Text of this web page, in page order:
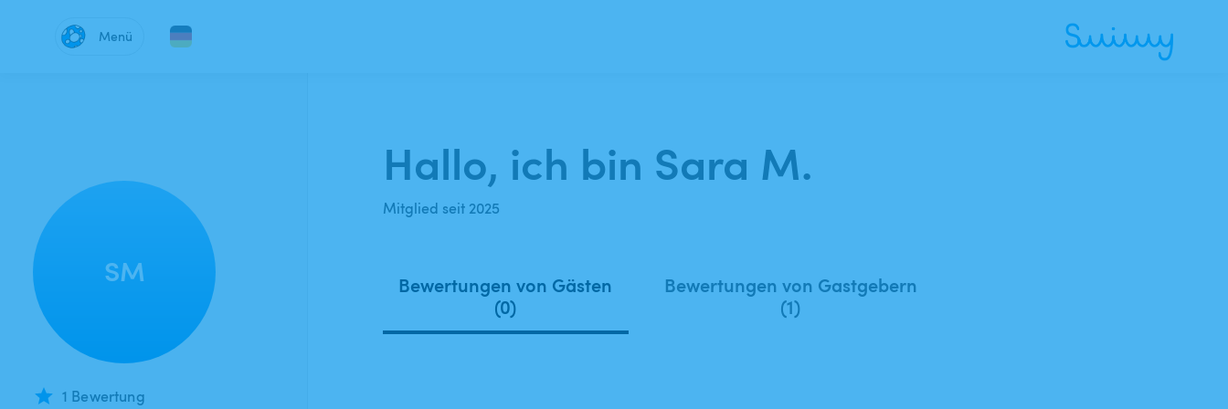
Menü
SM
1 Bewertung
Hallo, ich bin Sara M.
Mitglied seit 2025
Bewertungen von Gästen
(0)
Bewertungen von Gastgebern
(1)